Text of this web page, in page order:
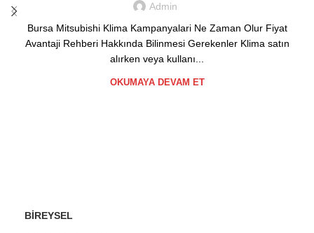
Admin
Bursa Mitsubishi Klima Kampanyalari Ne Zaman Olur Fiyat
Avantaji Rehberi Hakkında Bilinmesi Gerekenler Klima satın
alırken veya kullanı...
OKUMAYA DEVAM ET
BIREYSEL